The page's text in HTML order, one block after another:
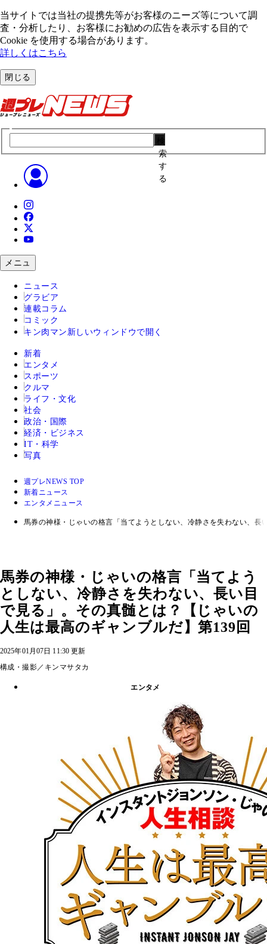
当サイトでは当社の提携先等がお客様のニーズ等について調
査・分析したり、お客様にお勧めの広告を表⽰する⽬的で
Cookie を使⽤する場合があります。
詳しくはこちら
閉じる
索
す
る
メニュ
ニュース
グラビア
連載コラム
コミック
キン肉マン 新しいウィンドウで開く
新着
エンタメ
スポーツ
クルマ
ライフ・文化
社会
政治・国際
経済・ビジネス
IT・科学
写真
週プレNEWS TOP
新着ニュース
エンタメニュース
馬券の神様・じゃいの格言「当てようとしない、冷静さを失わない、
馬券の神様・じゃいの格言「当てよう
としない、冷静さを失わない、長い目
で見る」。その真髄とは？【じゃいの
人生は最高のギャンブルだ】第139回
2025年01月07日 11:30 更新
構成・撮影／キンマサタカ
エンタメ